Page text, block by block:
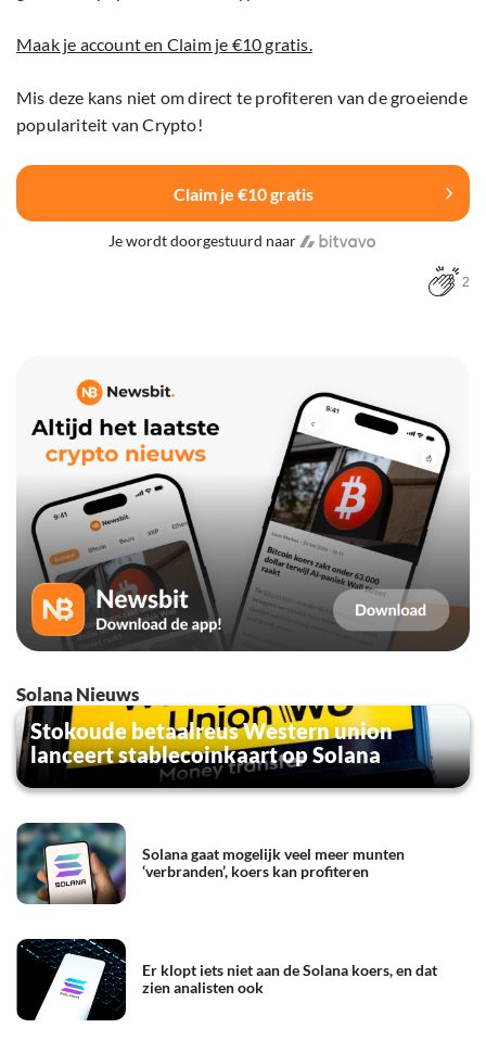
Maak je account en Claim je €10 gratis.
Mis deze kans niet om direct te profiteren van de groeiende
populariteit van Crypto!
Claim je €10 gratis
Je wordt doorgestuurd naar
2
Solana Nieuws
Stokoude betaalreus Western union
lanceert stablecoinkaart op Solana
Solana gaat mogelijk veel meer munten
‘verbranden’, koers kan profiteren
Er klopt iets niet aan de Solana koers, en dat
zien analisten ook